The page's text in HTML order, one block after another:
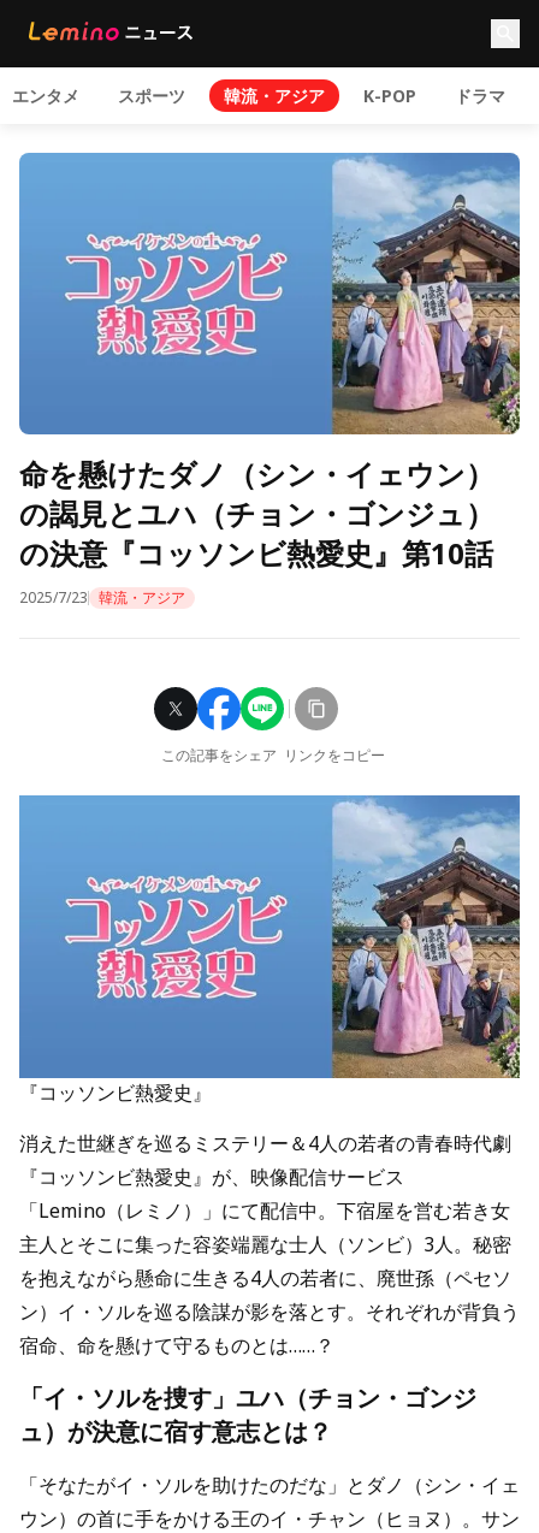
エンタメ スポーツ 韓流・アジア K-POP ドラマ
命を懸けたダノ（シン・イェウン）
の謁見とユハ（チョン・ゴンジュ）
の決意『コッソンビ熱愛史』第10話
2025/7/23 韓流・アジア
この記事をシェア リンクをコピー
『コッソンビ熱愛史』
消えた世継ぎを巡るミステリー＆4人の若者の青春時代劇
『コッソンビ熱愛史』が、映像配信サービス
「Lemino（レミノ）」にて配信中。下宿屋を営む若き女
主人とそこに集った容姿端麗な士人（ソンビ）3人。秘密
を抱えながら懸命に生きる4人の若者に、廃世孫（ペセソ
ン）イ・ソルを巡る陰謀が影を落とす。それぞれが背負う
宿命、命を懸けて守るものとは……？
「イ・ソルを捜す」ユハ（チョン・ゴンジ
ュ）が決意に宿す意志とは？
「そなたがイ・ソルを助けたのだな」とダノ（シン・イェ
ウン）の首に手をかける王のイ・チャン（ヒョヌ）。サン